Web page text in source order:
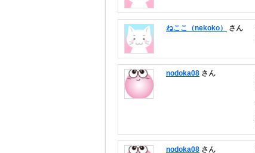
ねここ（nekoko） さん
nodoka08 さん
nodoka08 さん